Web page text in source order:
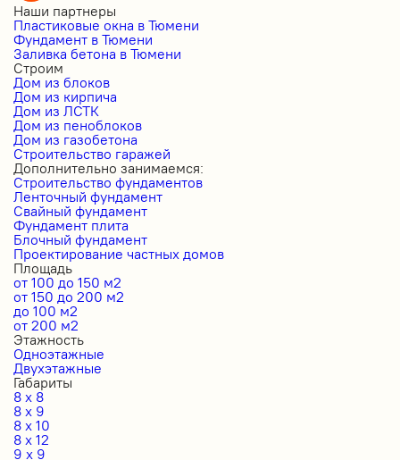
Наши партнеры
Пластиковые окна в Тюмени
Фундамент в Тюмени
Заливка бетона в Тюмени
Строим
Дом из блоков
Дом из кирпича
Дом из ЛСТК
Дом из пеноблоков
Дом из газобетона
Строительство гаражей
Дополнительно занимаемся:
Строительство фундаментов
Ленточный фундамент
Свайный фундамент
Фундамент плита
Блочный фундамент
Проектирование частных домов
Площадь
от 100 до 150 м2
от 150 до 200 м2
до 100 м2
от 200 м2
Этажность
Одноэтажные
Двухэтажные
Габариты
8 x 8
8 x 9
8 x 10
8 x 12
9 x 9